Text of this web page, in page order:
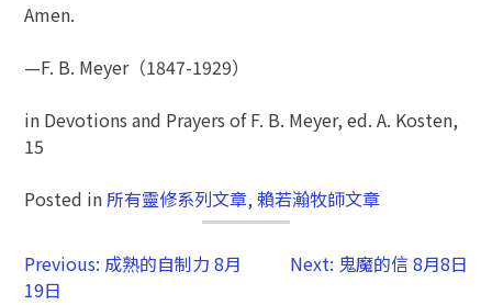
Amen.
—F. B. Meyer（1847-1929）
in Devotions and Prayers of F. B. Meyer, ed. A. Kosten,
15
Posted in所有靈修系列文章,賴若瀚牧師文章
Previous: 成熟的自制力 8月
19日
Next: 鬼魔的信 8月8日